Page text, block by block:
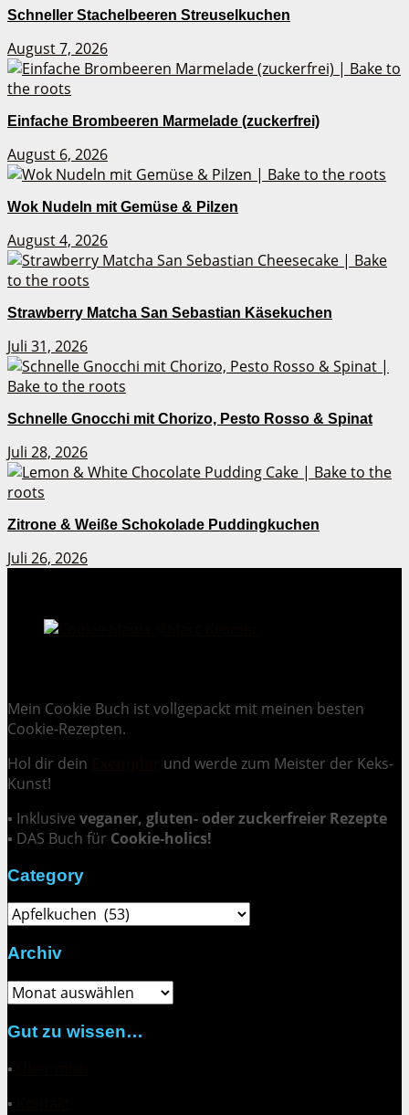
Schneller Stachelbeeren Streuselkuchen
August 7, 2026
Einfache Brombeeren Marmelade (zuckerfrei)
August 6, 2026
Wok Nudeln mit Gemüse & Pilzen
August 4, 2026
Strawberry Matcha San Sebastian Käsekuchen
Juli 31, 2026
Schnelle Gnocchi mit Chorizo, Pesto Rosso & Spinat
Juli 28, 2026
Zitrone & Weiße Schokolade Puddingkuchen
Juli 26, 2026
Mein Cookie Buch ist vollgepackt mit meinen besten
Cookie-Rezepten.
Hol dir dein
und werde zum Meister der Keks-
Kunst!
▪ Inklusive veganer, gluten- oder zuckerfreier Rezepte
▪ DAS Buch für Cookie-holics!
Category
Category
Archiv
Archiv
Gut zu wissen…
▪
▪